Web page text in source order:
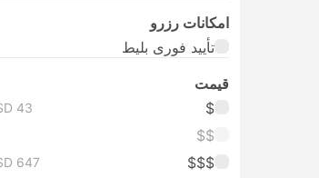
امکانات رزرو
تأیید فوری بلیط
قیمت
$
43+
$$
$$$
647+